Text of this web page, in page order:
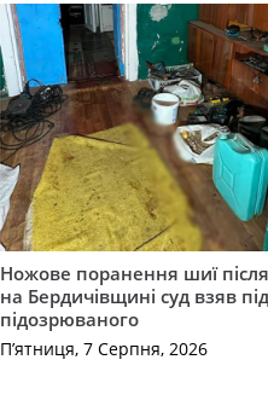
Ножове поранення шиї після
на Бердичівщині суд взяв
підозрюваного
П’ятниця, 7 Серпня, 2026